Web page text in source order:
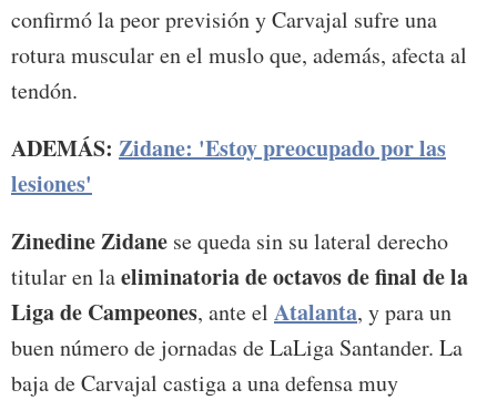
confirmó la peor previsión y Carvajal sufre una
rotura muscular en el muslo que, además, afecta al
tendón.
ADEMÁS: Zidane: 'Estoy preocupado por las
lesiones'
Zinedine Zidane se queda sin su lateral derecho
titular en laeliminatoria de octavos de final de la
Liga de Campeones, ante el Atalanta, y para un
buen número de jornadas de LaLiga Santander. La
baja de Carvajal castiga a una defensa muy